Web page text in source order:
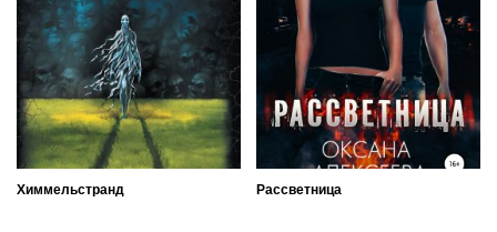
Химмельстранд Рассветница